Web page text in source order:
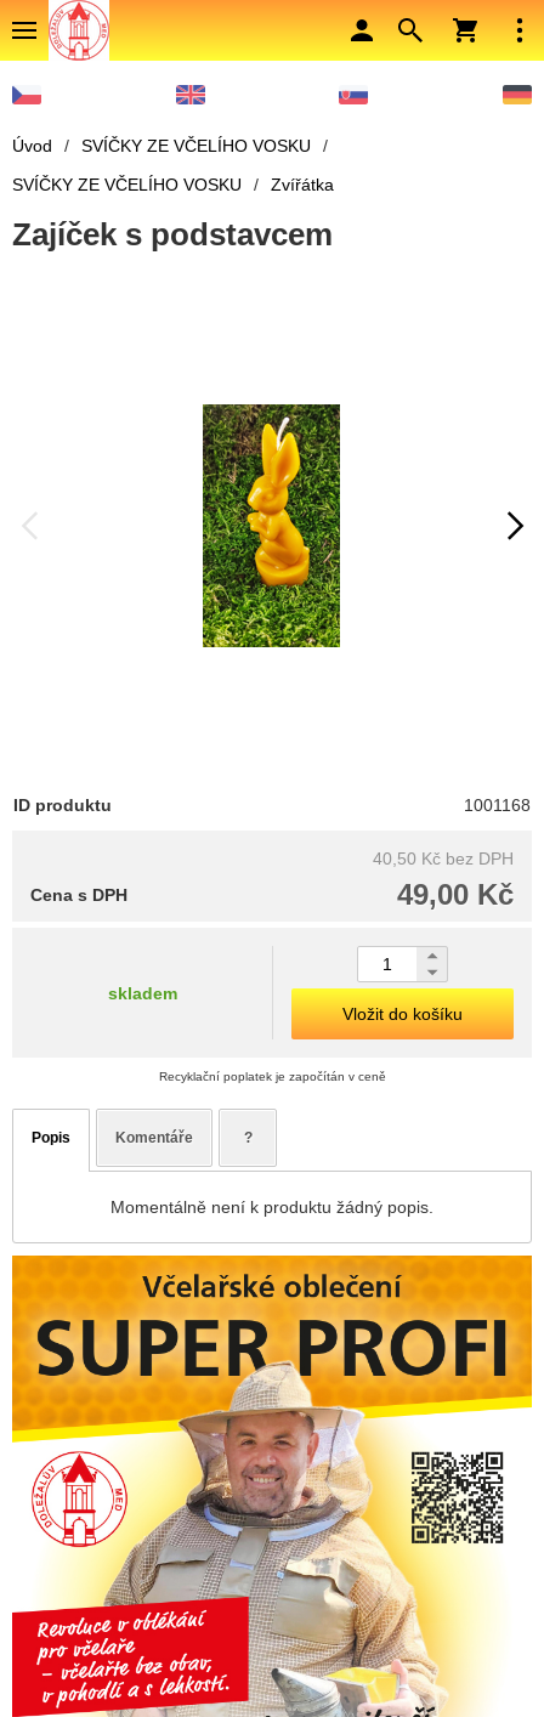
Úvod / SVÍČKY ZE VČELÍHO VOSKU
/
SVÍČKY ZE VČELÍHO VOSKU
/ Zvířátka
Zajíček s podstavcem
ID produktu 1001168
40,50 Kč bez DPH
49,00 Kč
Cena s DPH
skladem
Vložit do košíku
Recyklační poplatek je započítán v ceně
Popis Komentáře ?
Momentálně není k produktu žádný popis.